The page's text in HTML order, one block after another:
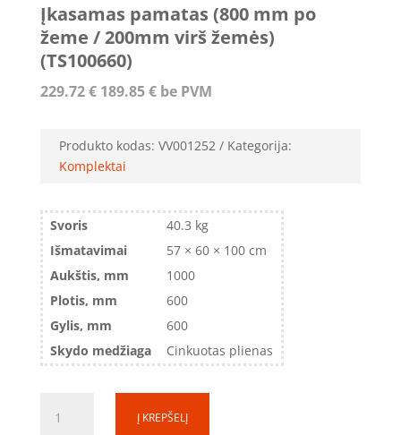
Įkasamas pamatas (800 mm po
žeme / 200mm virš žemės)
(TS100660)
229.72€ 189.85€be PVM
Produkto kodas: VV001252
Kategorija:
Komplektai
Svoris
40.3 kg
Išmatavimai
57 × 60 × 100 cm
Aukštis, mm
1000
Plotis, mm
600
Gylis, mm
600
Skydo medžiaga
Cinkuotas plienas
kiekis:
Į KREPŠELĮ